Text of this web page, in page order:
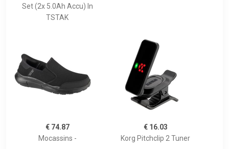
Set (2x 5.0Ah Accu) In
TSTAK
€ 74.87
Mocassins -
€ 16.03
Korg Pitchclip 2 Tuner